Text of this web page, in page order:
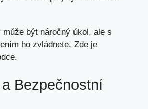
může být náročný úkol, ale s
ho zvládnete. Zde je
Bezpečnostní